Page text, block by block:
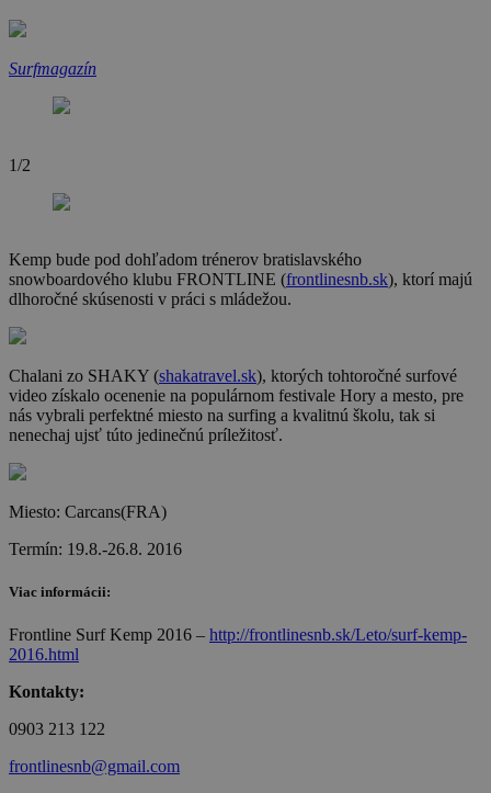
Surfmagazín
1/2
Kemp bude pod dohľadom trénerov bratislavského
snowboardového klubu FRONTLINE (frontlinesnb.sk), ktorí majú
dlhoročné skúsenosti v práci s mládežou.
Chalani zo SHAKY (shakatravel.sk), ktorých tohtoročné surfové
video získalo ocenenie na populárnom festivale Hory a mesto, pre
nás vybrali perfektné miesto na surfing a kvalitnú školu, tak si
nenechaj ujsť túto jedinečnú príležitosť.
Miesto: Carcans(FRA)
Termín: 19.8.-26.8. 2016
Viac informácii:
Frontline Surf Kemp 2016 – http://frontlinesnb.sk/Leto/surf-kemp-
2016.html
Kontakty:
0903 213 122
frontlinesnb@gmail.com